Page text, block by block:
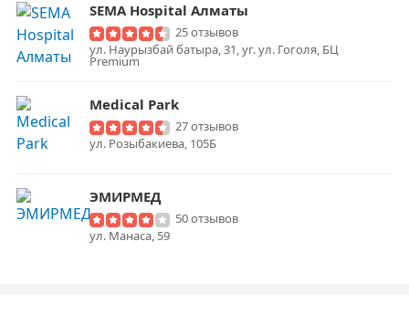
SEMA Hospital Алматы
25 отзывов
ул. Наурызбай батыра, 31, уг. ул. Гоголя, БЦ
Premium
Medical Park
27 отзывов
ул. Розыбакиева, 105Б
ЭМИРМЕД
50 отзывов
ул. Манаса, 59